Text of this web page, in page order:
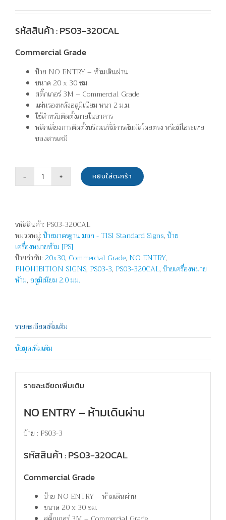
รหัสสินค้า : PS03-320CAL
Commercial Grade
ป้าย NO ENTRY – ห้ามเดินผ่าน
ขนาด 20 x 30 ซม.
สติ๊กเกอร์ 3M – Commercial Grade
แผ่นรองหลังอลูมิเนียม หนา 2 ม.ม.
ใช้สำหรับติดตั้งภายในอาคาร
หลีกเลี่ยงการติดตั้งบริเวณที่มีการสัมผัสโดยตรง หรือมีไอระเหย
ของสารเคมี
จำนวน
-
NO
ENTRY
ชิ้น
หยิบใส่ตะกร้า
รหัสสินค้า: PS03-320CAL
หมวดหมู่:ป้ายมาตรฐาน มอก - TISI Standard Signs, ป้าย
เครื่องหมายห้าม [PS]
ป้ายกำกับ:20x30, Commercial Grade, NO ENTRY,
PHOHIBITION SIGNS, PS03-3, PS03-320CAL, ป้ายเครื่องหมาย
ห้าม, อลูมิเนียม 2.0 มม.
รายละเอียดเพิ่มเติม
ข้อมูลเพิ่มเติม
รายละเอียดเพิ่มเติม
NO ENTRY – ห้ามเดินผ่าน
ป้าย : PS03-3
รหัสสินค้า : PS03-320CAL
Commercial Grade
ป้าย NO ENTRY – ห้ามเดินผ่าน
ขนาด 20 x 30 ซม.